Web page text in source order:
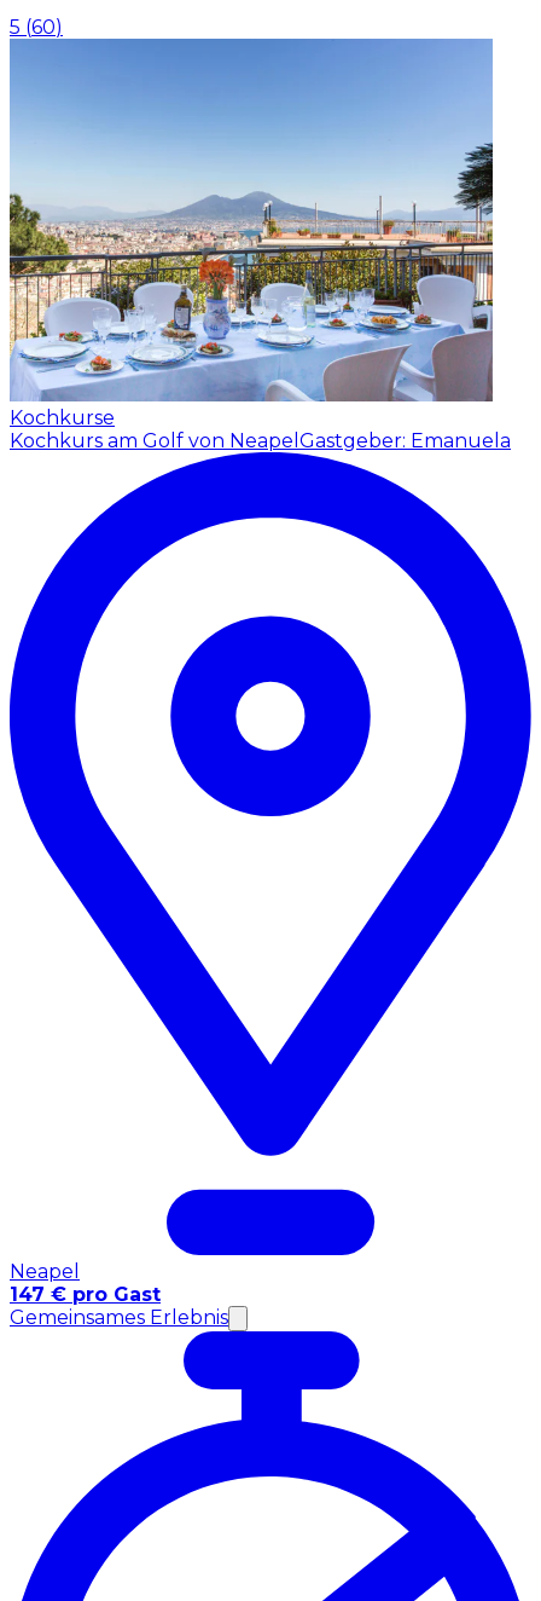
5 (60)
Kochkurse
Kochkurs am Golf von Neapel Gastgeber: Emanuela
Neapel
147 € pro Gast
Gemeinsames Erlebnis